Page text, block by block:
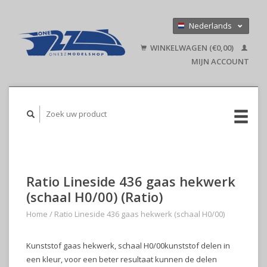
Nederlands
English
WINKELWAGEN (€0,00)
MIJN ACCOUNT
Ratio Lineside 436 gaas hekwerk
(schaal H0/00) (Ratio)
Home / Ratio Lineside 436 gaas hekwerk (schaal H0/00)
Kunststof gaas hekwerk, schaal H0/00kunststof delen in
een kleur, voor een beter resultaat kunnen de delen